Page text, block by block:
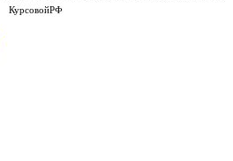
КурсовойРФ